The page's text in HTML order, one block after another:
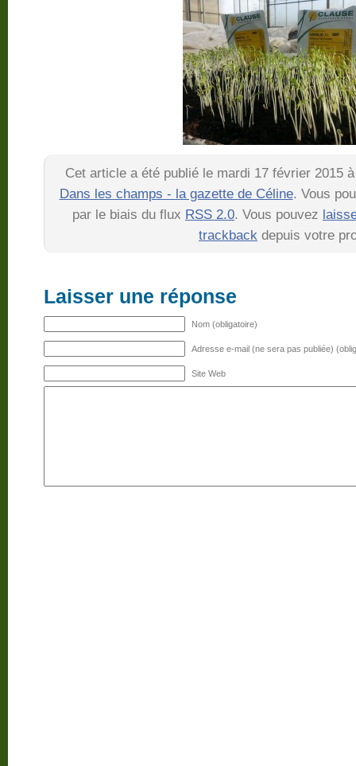
Cet article a été publié le mardi 17 février 2015
Dans les champs - la gazette de Céline. Vous
par le biais du flux RSS 2.0. Vous pouvez
trackback depuis votre
Laisser une réponse
Nom (obligatoire)
Adresse e-mail (ne sera pas publiée)
Site Web